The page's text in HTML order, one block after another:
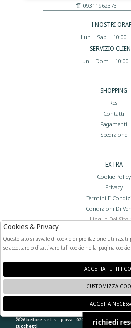
09311962373
I NOSTRI
Lun – Sab | 10:00
SERVIZIO
Lun – Dom | 10:00
SHOPPING
Resi
Contatti
Pagamenti
Spedizione
EXTRA
Cookie Policy
Privacy
Termini E
Condizioni Di
Lingua Del Sito
FOLLOW US
2026 before s.r.l.s. - p.iva : 02066400892 powered
zucchetti
🍪
richiedi
Cookies & Privacy
Questo sito si avvale di cookie di profilazione
se accettare o disattivare tali cookie nella pagina
ACCETTA TUTTI I
CUSTOMIZZA
ACCETTA